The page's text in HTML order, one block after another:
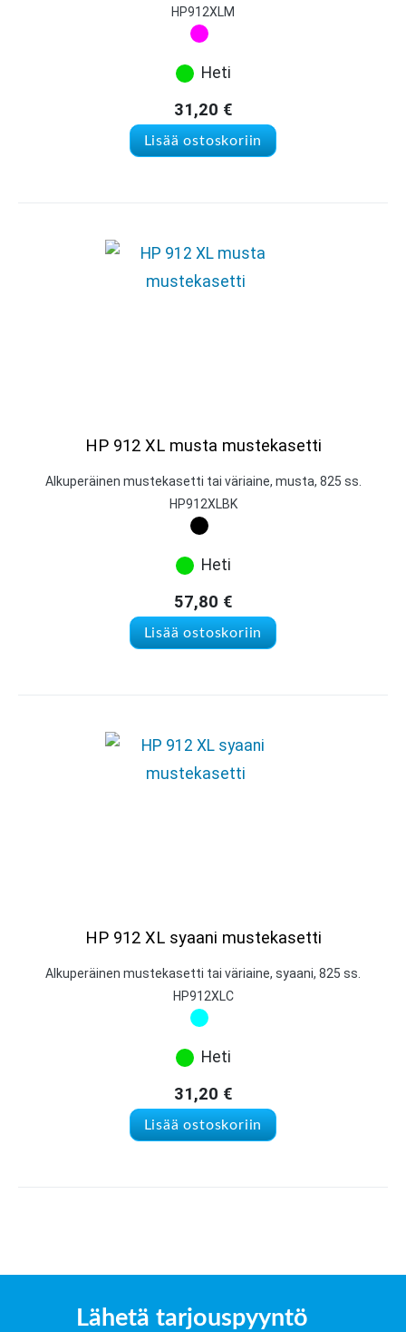
HP912XLM
Heti
31,20 €
Lisää ostoskoriin
HP 912 XL musta mustekasetti
Alkuperäinen mustekasetti tai väriaine, musta, 825 ss.
HP912XLBK
Heti
57,80 €
Lisää ostoskoriin
HP 912 XL syaani mustekasetti
Alkuperäinen mustekasetti tai väriaine, syaani, 825 ss.
HP912XLC
Heti
31,20 €
Lisää ostoskoriin
Lähetä tarjouspyyntö